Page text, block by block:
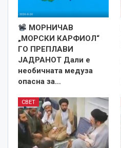
МОРНИЧАВ
„МОРСКИ КАРФИОЛ“
ГО ПРЕПЛАВИ
ЈАДРАНОТ Дали е
необичната медуза
опасна за…
СВЕТ